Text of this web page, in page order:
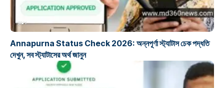
প্রকল্প
Annapurna Status Check 2026: অন্নপূর্ণা স্ট্যাটাস চেক পদ্ধতি
দেখুন, সব স্ট্যাটাসের অর্থ জানুন